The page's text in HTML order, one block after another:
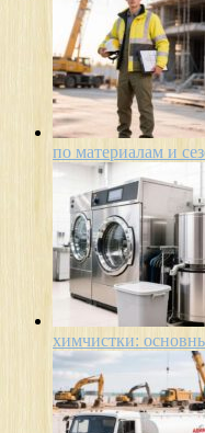
по материалам и
химчистки: